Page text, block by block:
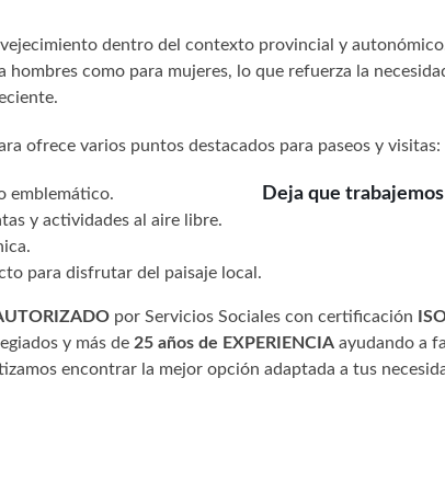
dentro del contexto provincial y
como para mujeres, lo que refuerza la
ofrece varios puntos destacados para paseos y visitas:
emblemático.
y actividades al aire libre.
para disfrutar del paisaje local.
Deja que
por Servicios Sociales con certificación
y más de 25 años de EXPERIENCIA ayudando a
encontrar la mejor opción adaptada a tus